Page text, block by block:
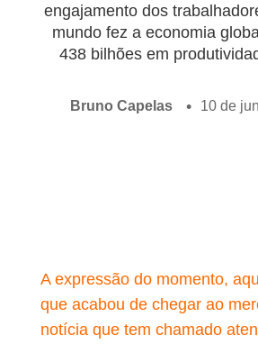
engajamento dos
mundo fez a economia
438 bilhões em
Bruno Capelas 10 de
A expressão do momento,
que acabou de chegar ao
notícia que tem chamado